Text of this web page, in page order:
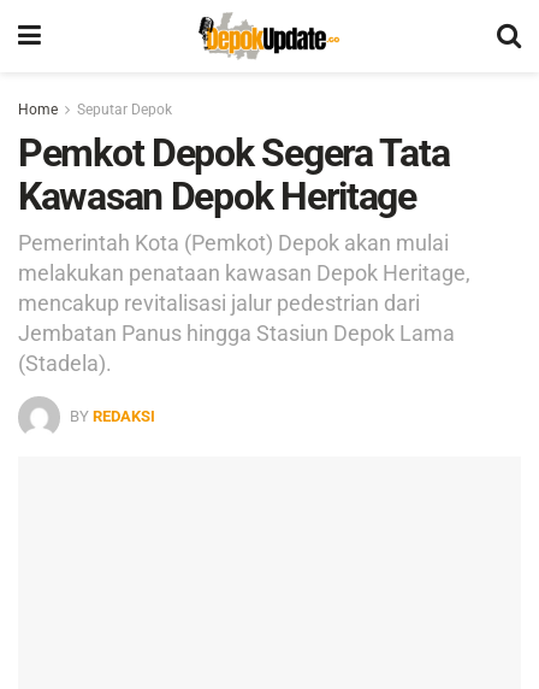
Home Seputar Depok
Pemkot Depok Segera Tata
Kawasan Depok Heritage
Pemerintah Kota (Pemkot) Depok akan mulai
melakukan penataan kawasan Depok Heritage,
mencakup revitalisasi jalur pedestrian dari
Jembatan Panus hingga Stasiun Depok Lama
(Stadela).
BY REDAKSI